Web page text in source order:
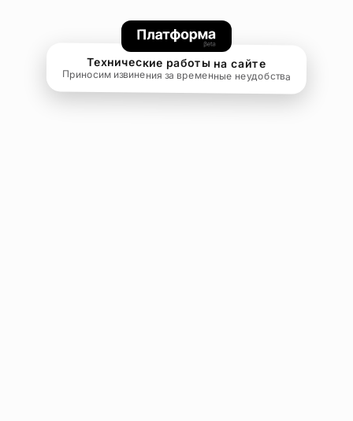
Технические работы на сайте
Приносим извинения за временные неудобства